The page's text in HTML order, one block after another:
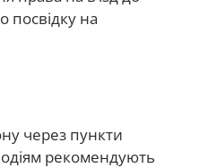
посвідку на
через пункти
рекомендують